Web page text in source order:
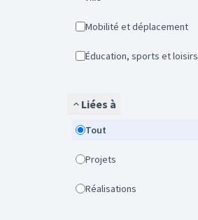
Mobilité et déplacement
Éducation, sports et loisirs
Liées à
Tout
Projets
Réalisations